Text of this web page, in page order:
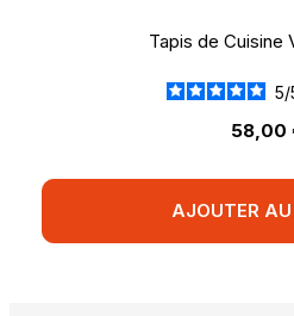
Tapis de Cuisine
5/
58,00
AJOUTER AU